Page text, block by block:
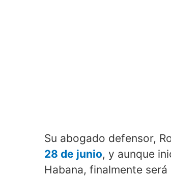
Su abogado defensor,
28 de junio, y aunque
Habana, finalmente